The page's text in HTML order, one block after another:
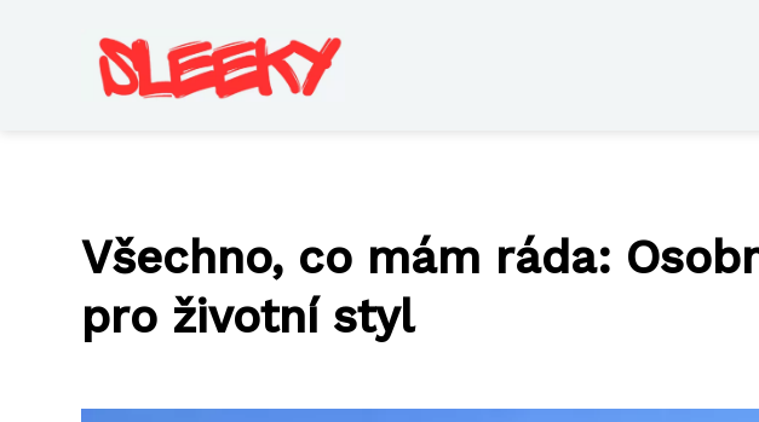
Všechno, co mám ráda:
pro životní styl